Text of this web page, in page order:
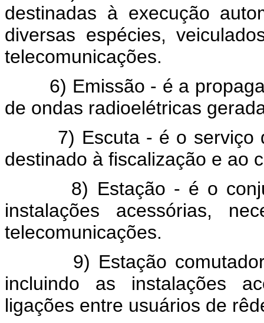
destinadas à execução
diversas espécies,
telecomunicações.
6) Emissão - é a
de ondas radioelétricas
7) Escuta - é o serviço
destinado à fiscalização e ao
8) Estação - é o
instalações acessórias,
telecomunicações.
9) Estação comutadora
incluindo as instalações
ligações entre usuários de